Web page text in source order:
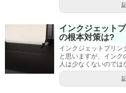
インクジェット
の根本対策は?
インクジェットプリン
と思いますが、イン
人は少なくないのでは